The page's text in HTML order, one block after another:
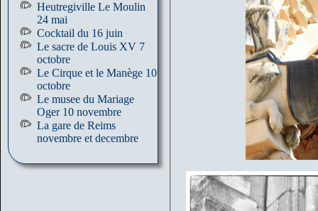
Heutregiville Le Moulin
24 mai
Cocktail du 16 juin
Le sacre de Louis XV 7
octobre
Le Cirque et le Manège 10
octobre
Le musee du Mariage
Oger 10 novembre
La gare de Reims
novembre et decembre